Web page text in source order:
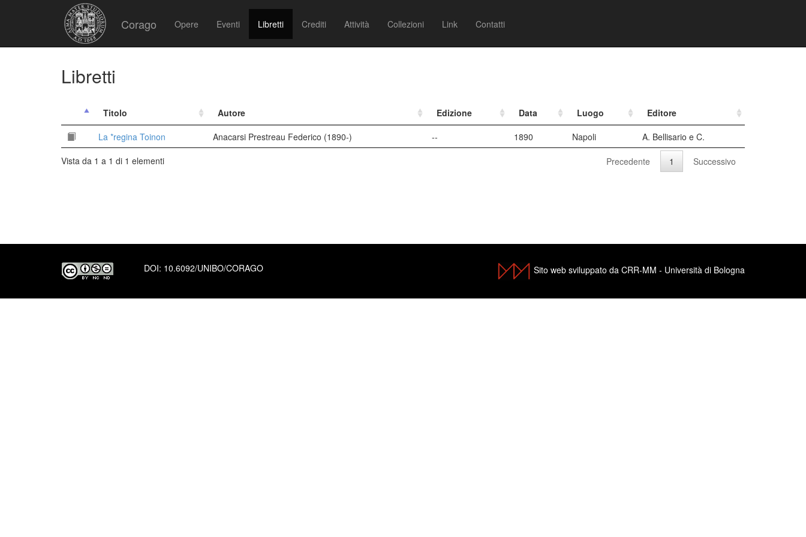
Corago Opere Eventi Libretti Crediti Attività Collezioni Link Contatti
Libretti
Titolo Autore Edizione Data Luogo
Editore
La *regina Toinon
Anacarsi Prestreau Federico (1890-) -- 1890 Napoli
A. Bellisario e C.
Vista da 1 a 1 di 1 elementi
Precedente 1 Successivo
DOI: 10.6092/UNIBO/CORAGO Sito web sviluppato da CRR-MM - Università di Bologna